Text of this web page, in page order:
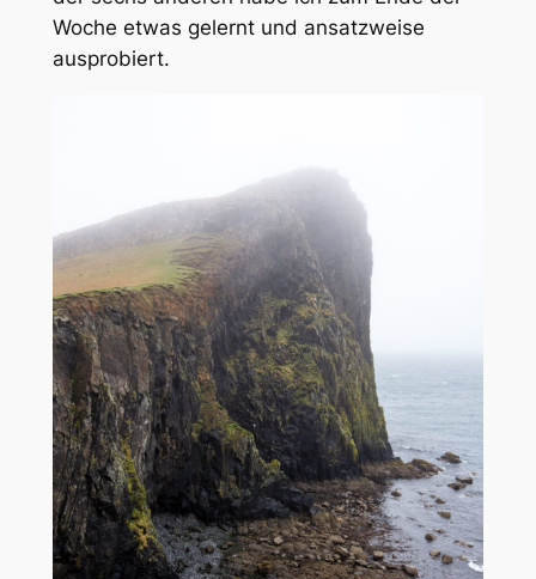
Woche etwas gelernt und ansatzweise
ausprobiert.